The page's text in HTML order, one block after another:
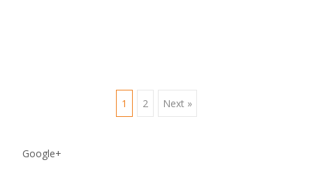
navigation
1 2 Next »
Google+